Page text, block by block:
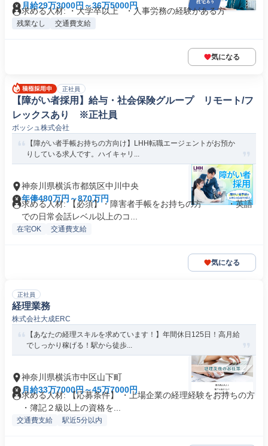
月給29万3000円～36万5000円
求める人材: ・大学卒以上 ・人事労務の経験がある方
残業なし 交通費支給
気になる
正社員
【障がい者採用】給与・社会保険グループ リモート/フ
レックスあり ※正社員
ボッシュ株式会社
【障がい者手帳お持ちの方向け】LHH転職エージェントがお預か
りしている求人です。ハイキャリ...
神奈川県横浜市都筑区中川中央
年俸480万円～870万円
求める人材: 【必須】・障害者手帳をお持ちの方 ・英語
での日常会話レベル以上のコ...
在宅OK 交通費支給
気になる
正社員
経理業務
株式会社大成ERC
【あなたの経理スキルを求めています！】年間休日125日！高月給
でしっかり稼げる！駅から徒歩...
神奈川県横浜市中区山下町
月給33万7000円～45万7000円
求める人材: 【応募条件】 ・上場企業の経理経験をお持ちの方
・簿記２級以上の資格を...
交通費支給 駅近5分以内